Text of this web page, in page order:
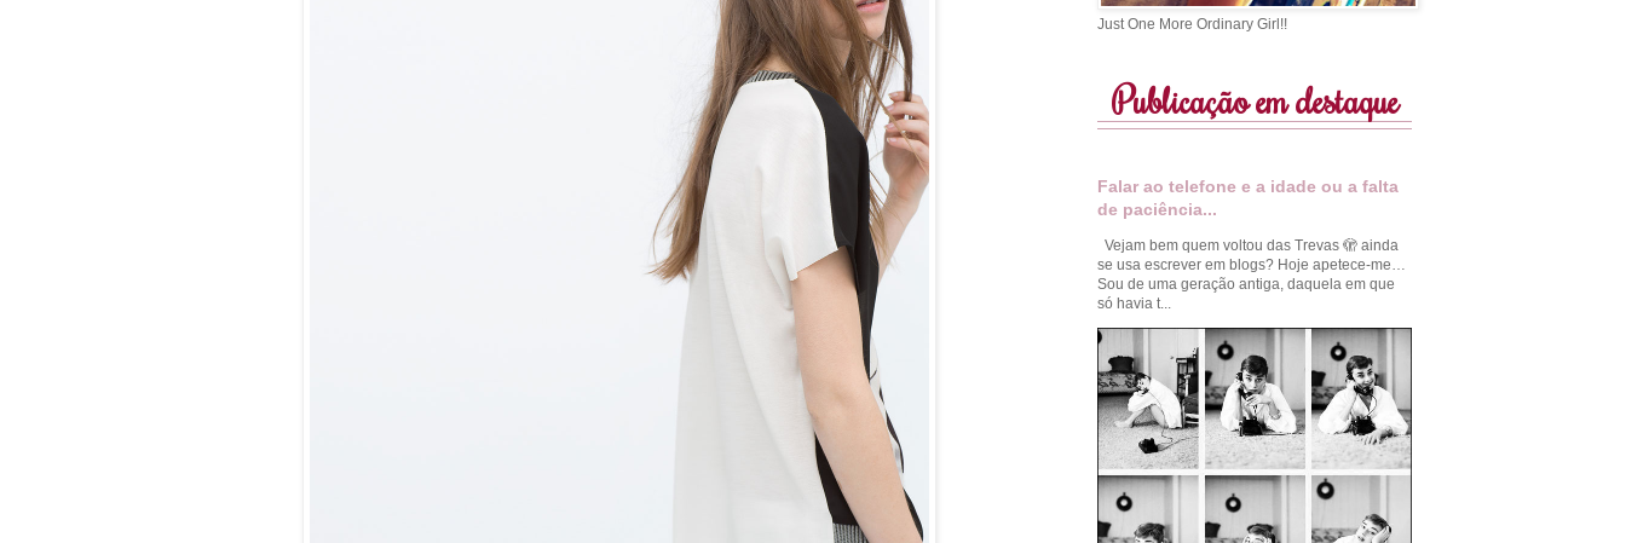
Just One More Ordinary Girl!!
Publicação em destaque
Falar ao telefone e a idade ou a falta
de paciência...
Vejam bem quem voltou das Trevas 🫣 ainda
se usa escrever em blogs? Hoje apetece-me…
Sou de uma geração antiga, daquela em que
só havia t...